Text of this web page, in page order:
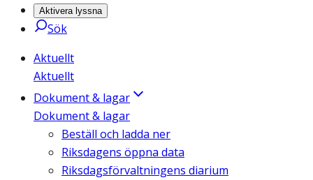
Aktivera lyssna
Sök
Aktuellt
Aktuellt
Dokument & lagar
Dokument & lagar
Beställ och ladda ner
Riksdagens öppna data
Riksdagsförvaltningens diarium